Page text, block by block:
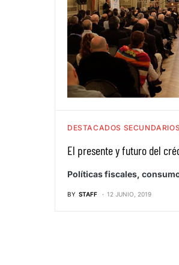
DESTACADOS SECUNDARIOS
El presente y futuro del
Políticas fiscales,
BY STAFF 12 JUNIO, 2019